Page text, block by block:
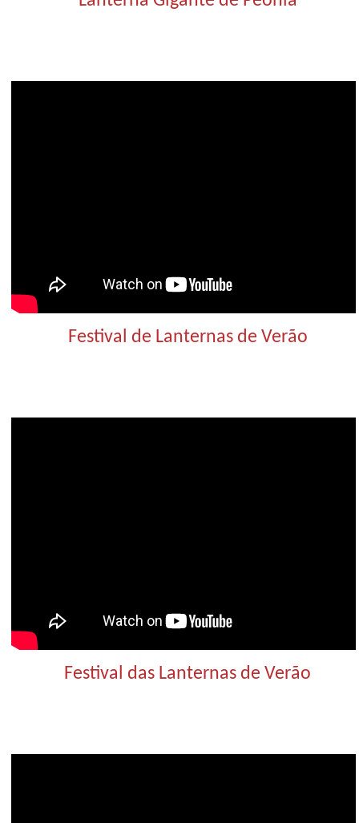
Festival de Lanternas de Verão
Festival das Lanternas de Verão